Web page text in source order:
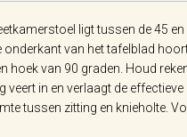
ligt tussen de 45
van het tafelblad
hoek van 90 graden. Houd
veert in en verlaagt de
tussen zitting en knieholte.